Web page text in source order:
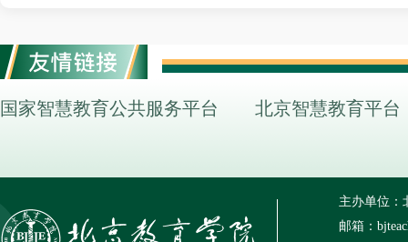
国家智慧教育公共服务平台 北京智慧教育平台
主办单位
邮箱：